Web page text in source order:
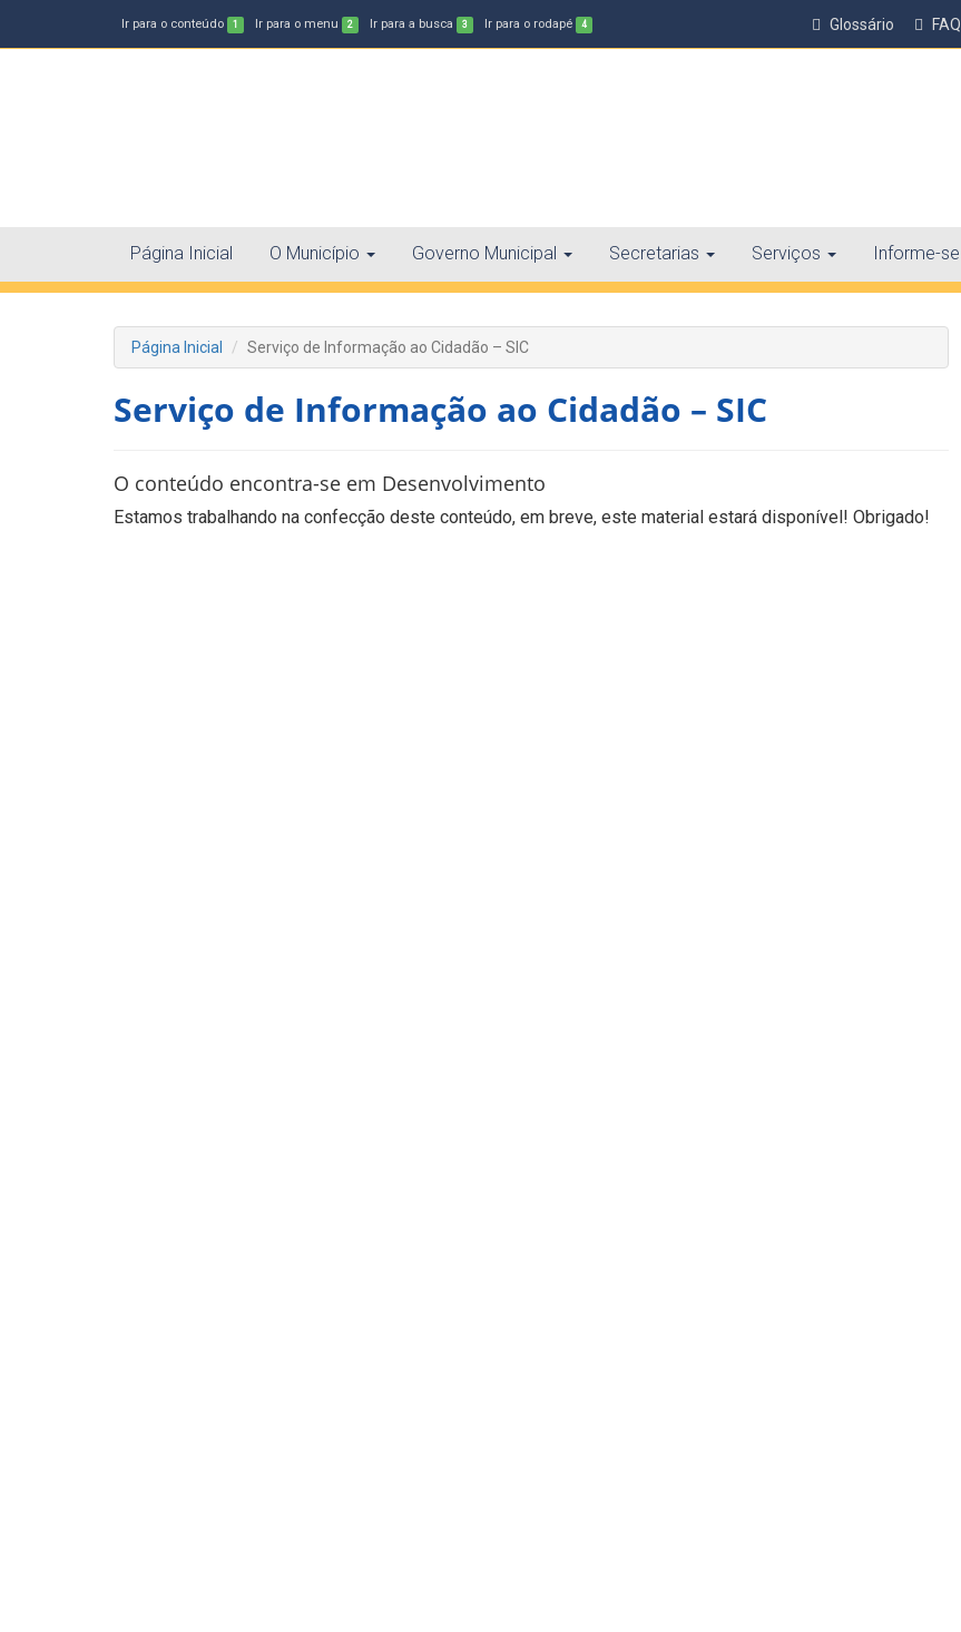
Ir para o conteúdo 1 Ir para o menu 2 Ir para a busca 3 Ir para o rodapé 4 Glossário FAQ
Página Inicial O Município Governo Municipal Secretarias Serviços Informe-se
Página Inicial Serviço de Informação ao Cidadão – SIC
Serviço de Informação ao Cidadão – SIC
O conteúdo encontra-se em Desenvolvimento
Estamos trabalhando na confecção deste conteúdo, em breve, este material estará disponível! Obrigado!